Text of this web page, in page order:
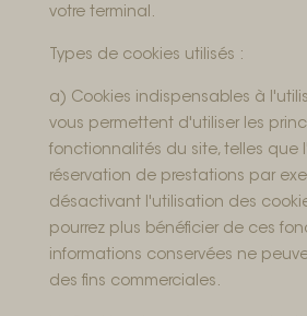
votre terminal.
Types de cookies utilisés :
a) Cookies indispensables à
vous permettent d'utiliser les
fonctionnalités du site, telles que
réservation de prestations par
désactivant l'utilisation des
pourrez plus bénéficier de ces
informations conservées ne
des fins commerciales.